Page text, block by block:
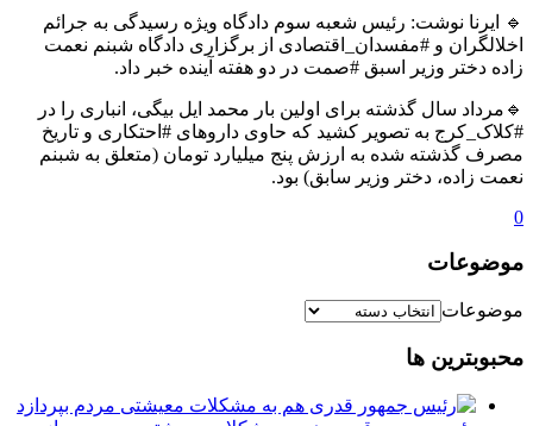
🔹 ایرنا نوشت: رئیس شعبه سوم دادگاه ویژه رسیدگی به جرائم
اخلالگران و #مفسدان_اقتصادی از برگزاری دادگاه شبنم نعمت
زاده دختر وزیر اسبق #صمت در دو هفته آینده خبر داد.
🔹مرداد سال گذشته برای اولین بار محمد ایل بیگی، انباری را در
#کلاک_کرج به تصویر کشید که حاوی داروهای #احتکاری و تاریخ
مصرف گذشته شده به ارزش پنج میلیارد تومان (متعلق به شبنم
نعمت زاده، دختر وزیر سابق) بود.
0
موضوعات
موضوعات
محبوبترین ها